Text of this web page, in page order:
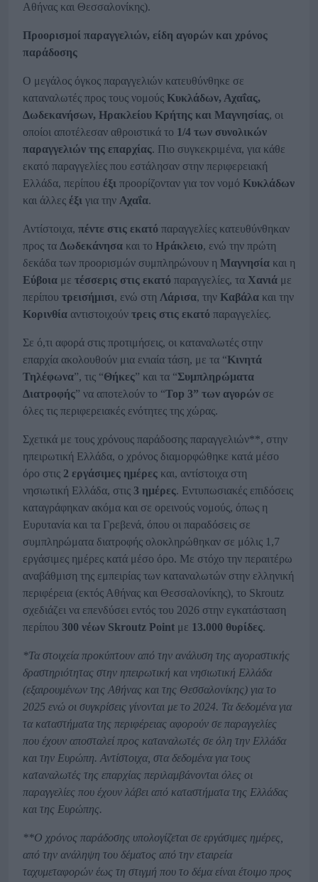
Αθήνας και Θεσσαλονίκης).
Προορισμοί παραγγελιών, είδη αγορών και χρόνος
παράδοσης
Ο μεγάλος όγκος παραγγελιών κατευθύνθηκε σε
καταναλωτές προς τους νομούς Κυκλάδων, Αχαΐας,
Δωδεκανήσων, Ηρακλείου Κρήτης και Μαγνησίας, οι
οποίοι αποτέλεσαν αθροιστικά το 1/4 των συνολικών
παραγγελιών της επαρχίας. Πιο συγκεκριμένα, για κάθε
εκατό παραγγελίες που εστάλησαν στην περιφερειακή
Ελλάδα, περίπου έξι προορίζονταν για τον νομό Κυκλάδων
και άλλες έξι για την Αχαΐα.
Αντίστοιχα, πέντε στις εκατό παραγγελίες κατευθύνθηκαν
προς τα Δωδεκάνησα και το Ηράκλειο, ενώ την πρώτη
δεκάδα των προορισμών συμπληρώνουν η Μαγνησία και η
Εύβοια με τέσσερις στις εκατό παραγγελίες, τα Χανιά με
περίπου τρεισήμισι, ενώ στη Λάρισα, την Καβάλα και την
Κορινθία αντιστοιχούν τρεις στις εκατό παραγγελίες.
Σε ό,τι αφορά στις προτιμήσεις, οι καταναλωτές στην
επαρχία ακολουθούν μια ενιαία τάση, με τα “Κινητά
Τηλέφωνα”, τις “Θήκες” και τα “Συμπληρώματα
Διατροφής” να αποτελούν το “Top 3” των αγορών σε
όλες τις περιφερειακές ενότητες της χώρας.
Σχετικά με τους χρόνους παράδοσης παραγγελιών**, στην
ηπειρωτική Ελλάδα, ο χρόνος διαμορφώθηκε κατά μέσο
όρο στις 2 εργάσιμες ημέρες και, αντίστοιχα στη
νησιωτική Ελλάδα, στις 3 ημέρες. Εντυπωσιακές επιδόσεις
καταγράφηκαν ακόμα και σε ορεινούς νομούς, όπως η
Ευρυτανία και τα Γρεβενά, όπου οι παραδόσεις σε
συμπληρώματα διατροφής ολοκληρώθηκαν σε μόλις 1,7
εργάσιμες ημέρες κατά μέσο όρο. Με στόχο την περαιτέρω
αναβάθμιση της εμπειρίας των καταναλωτών στην ελληνική
περιφέρεια (εκτός Αθήνας και Θεσσαλονίκης), το Skroutz
σχεδιάζει να επενδύσει εντός του 2026 στην εγκατάσταση
περίπου 300 νέων Skroutz Point με 13.000 θυρίδες.
*Τα στοιχεία προκύπτουν από την ανάλυση της αγοραστικής
δραστηριότητας στην ηπειρωτική και νησιωτική Ελλάδα
(εξαιρουμένων της Αθήνας και της Θεσσαλονίκης) για το
2025 ενώ οι συγκρίσεις γίνονται με το 2024. Τα δεδομένα για
τα καταστήματα της περιφέρειας αφορούν σε παραγγελίες
που έχουν αποσταλεί προς καταναλωτές σε όλη την Ελλάδα
και την Ευρώπη. Αντίστοιχα, στα δεδομένα για τους
καταναλωτές της επαρχίας περιλαμβάνονται όλες οι
παραγγελίες που έχουν λάβει από καταστήματα της Ελλάδας
και της Ευρώπης.
**Ο χρόνος παράδοσης υπολογίζεται σε εργάσιμες ημέρες,
από την ανάληψη του δέματος από την εταιρεία
ταχυμεταφορών έως τη στιγμή που το δέμα είναι έτοιμο προς